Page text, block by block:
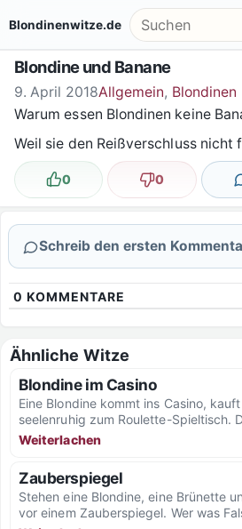
Blondinenwitze.de Suche nach:
Blondine und Banane
9. April 2018Allgemein, Blondinen
Warum essen Blondinen keine
Weil sie den Reißverschluss nicht
Lustig
0 Nicht lustig
0
Schreib den ersten
0 KOMMENTARE
Ähnliche Witze
Blondine im Casino
Eine Blondine kommt ins Casino,
seelenruhig zum Roulette-Spieltisch.
Croupiers, sich...
Weiterlachen
Zauberspiegel
Stehen eine Blondine, eine Brünette
vor einem Zauberspiegel. Wer was